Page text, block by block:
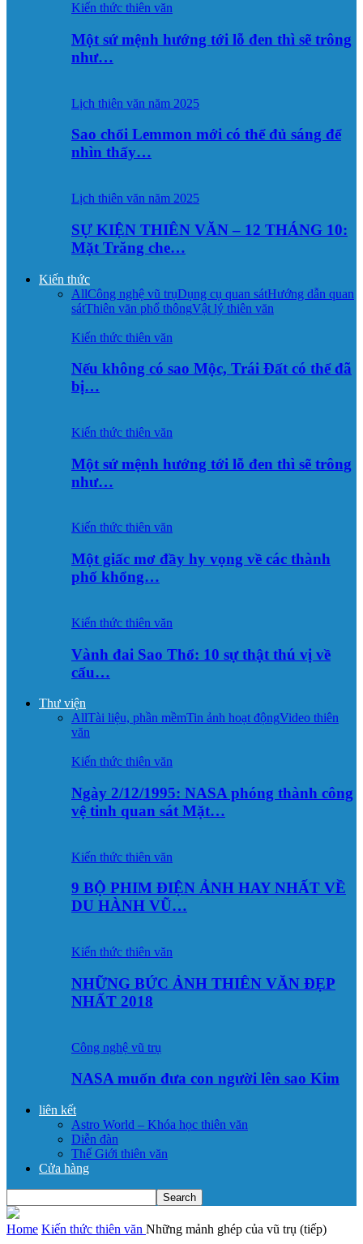
Kiến thức thiên văn
Một sứ mệnh hướng tới lỗ đen thì sẽ trông
như…
Lịch thiên văn năm 2025
Sao chổi Lemmon mới có thể đủ sáng để
nhìn thấy…
Lịch thiên văn năm 2025
SỰ KIỆN THIÊN VĂN – 12 THÁNG 10:
Mặt Trăng che…
Kiến thức
AllCông nghệ vũ trụDụng cụ quan sátHướng dẫn quan
sátThiên văn phổ thôngVật lý thiên văn
Kiến thức thiên văn
Nếu không có sao Mộc, Trái Đất có thể đã
bị…
Kiến thức thiên văn
Một sứ mệnh hướng tới lỗ đen thì sẽ trông
như…
Kiến thức thiên văn
Một giấc mơ đầy hy vọng về các thành
phố khổng…
Kiến thức thiên văn
Vành đai Sao Thổ: 10 sự thật thú vị về
cấu…
Thư viện
AllTài liệu, phần mềmTin ảnh hoạt độngVideo thiên
văn
Kiến thức thiên văn
Ngày 2/12/1995: NASA phóng thành công
vệ tinh quan sát Mặt…
Kiến thức thiên văn
9 BỘ PHIM ĐIỆN ẢNH HAY NHẤT VỀ
DU HÀNH VŨ…
Kiến thức thiên văn
NHỮNG BỨC ẢNH THIÊN VĂN ĐẸP
NHẤT 2018
Công nghệ vũ trụ
NASA muốn đưa con người lên sao Kim
liên kết
Astro World – Khóa học thiên văn
Diễn đàn
Thế Giới thiên văn
Cửa hàng
Home Kiến thức thiên văn Những mảnh ghép của vũ trụ (tiếp)